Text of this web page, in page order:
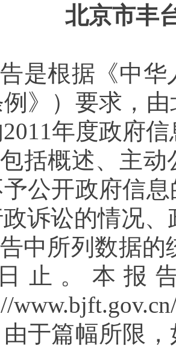
北京市丰
是根据《中
》）要求，
2011年度政府
括概述、主
公开政府信
诉讼的情况
中所列数据的
日止。本报
由于篇幅所限，